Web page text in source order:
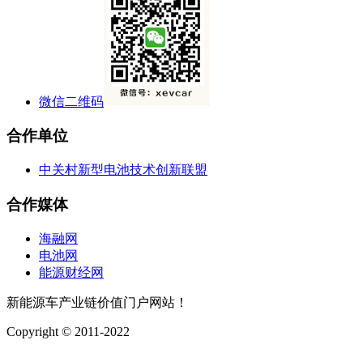
微信二维码
合作单位
中关村新型电池技术创新联盟
合作媒体
海融网
电池网
能源财经网
新能源车产业链价值门户网站！
Copyright © 2011-2022